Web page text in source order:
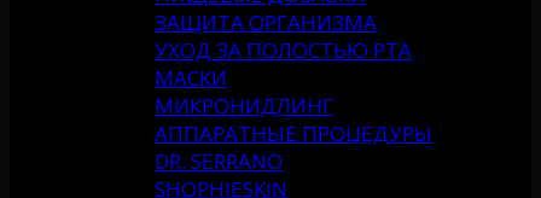
ЗАЩИТА ОРГАНИЗМА
УХОД ЗА ПОЛОСТЬЮ РТА
МАСКИ
МИКРОНИДЛИНГ
АППАРАТНЫЕ ПРОЦЕДУРЫ
DR. SERRANO
SHOPHIESKIN